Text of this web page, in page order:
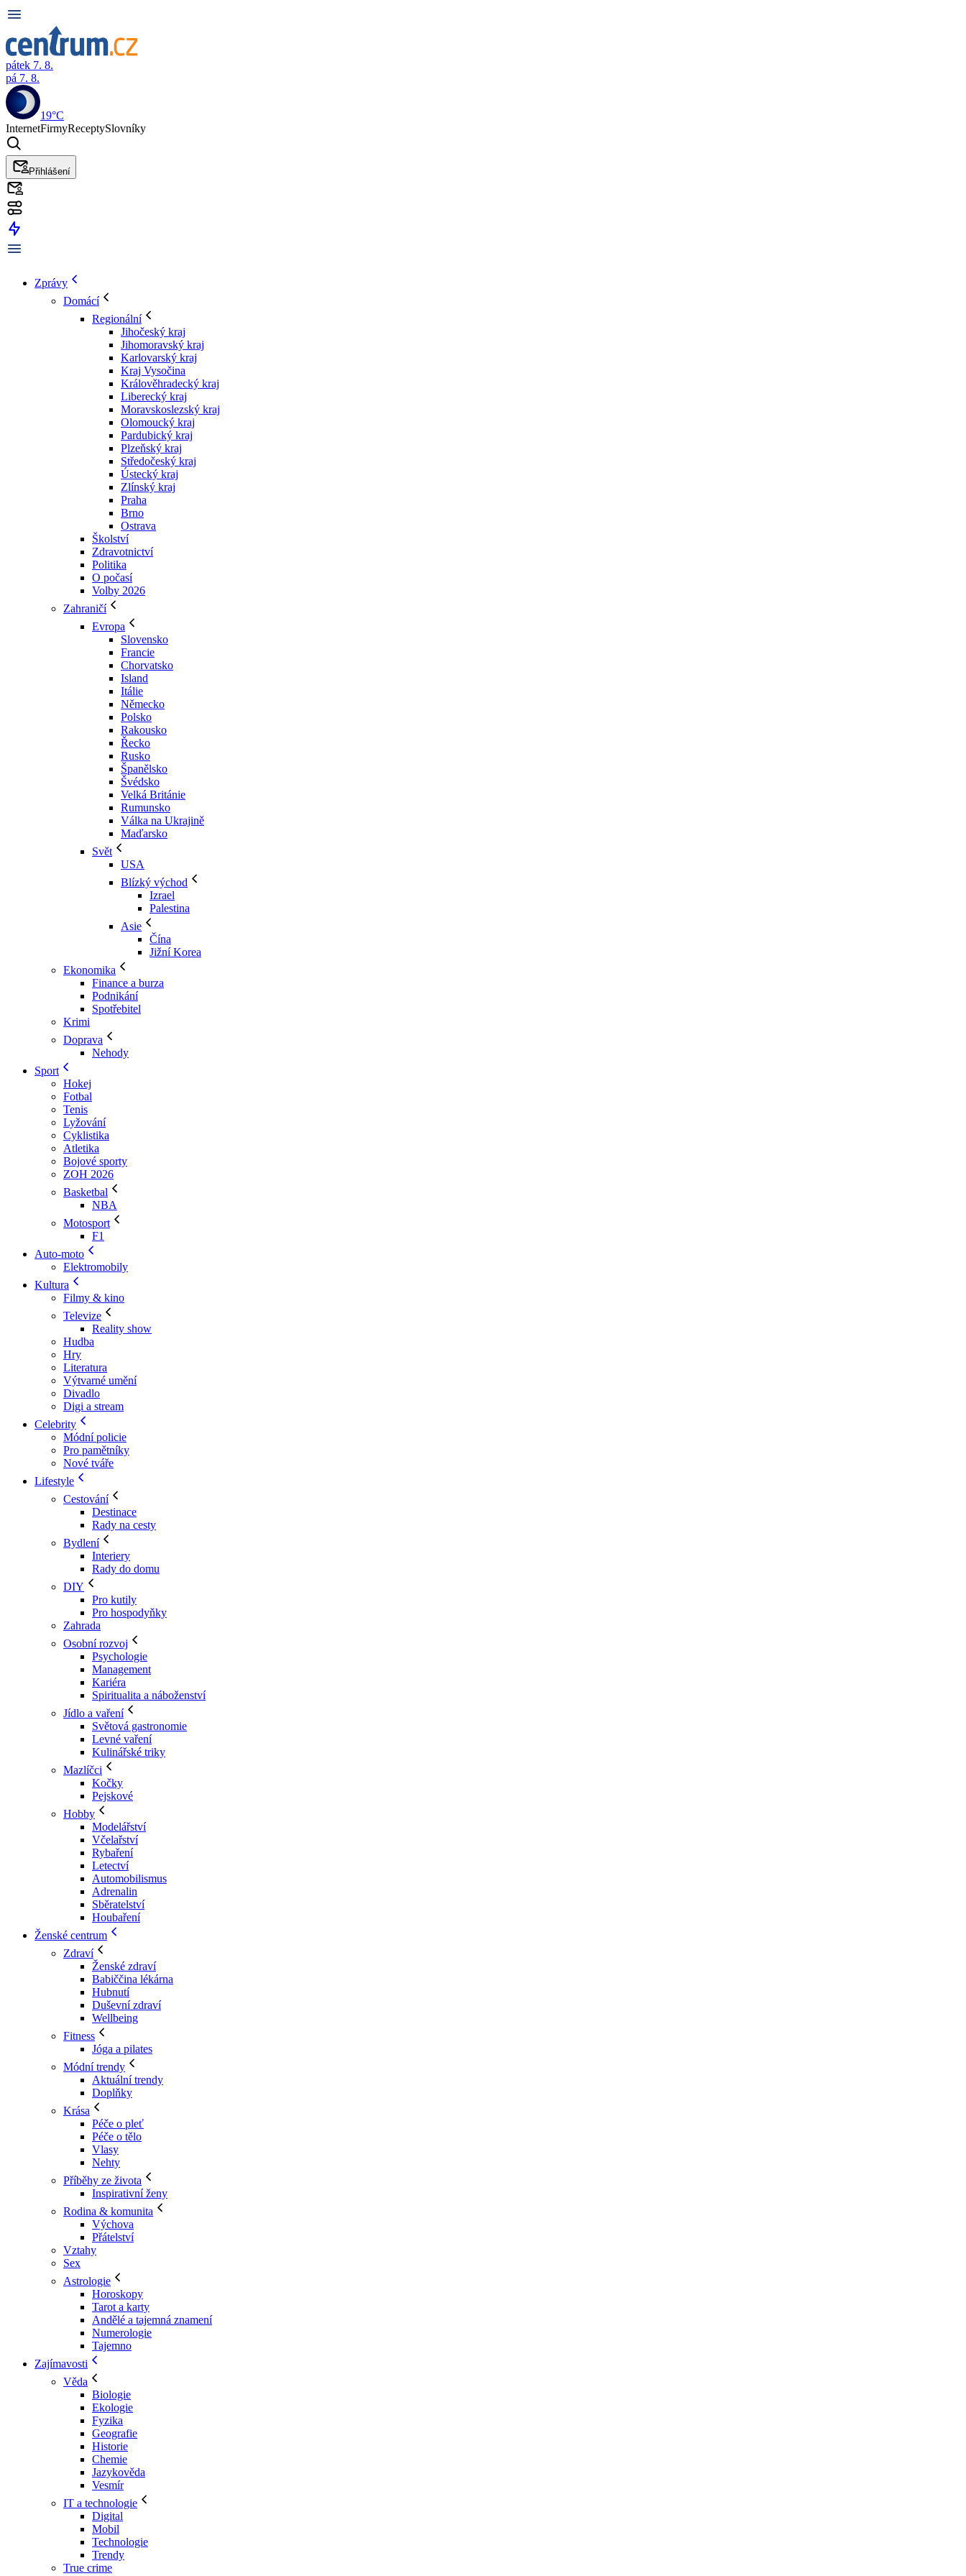
pátek 7. 8.
pá 7. 8.
19°C
InternetFirmyReceptySlovníky
Přihlášení
Zprávy
Domácí
Regionální
Jihočeský kraj
Jihomoravský kraj
Karlovarský kraj
Kraj Vysočina
Králověhradecký kraj
Liberecký kraj
Moravskoslezský kraj
Olomoucký kraj
Pardubický kraj
Plzeňský kraj
Středočeský kraj
Ústecký kraj
Zlínský kraj
Praha
Brno
Ostrava
Školství
Zdravotnictví
Politika
O počasí
Volby 2026
Zahraničí
Evropa
Slovensko
Francie
Chorvatsko
Island
Itálie
Německo
Polsko
Rakousko
Řecko
Rusko
Španělsko
Švédsko
Velká Británie
Rumunsko
Válka na Ukrajině
Maďarsko
Svět
USA
Blízký východ
Izrael
Palestina
Asie
Čína
Jižní Korea
Ekonomika
Finance a burza
Podnikání
Spotřebitel
Krimi
Doprava
Nehody
Sport
Hokej
Fotbal
Tenis
Lyžování
Cyklistika
Atletika
Bojové sporty
ZOH 2026
Basketbal
NBA
Motosport
F1
Auto-moto
Elektromobily
Kultura
Filmy & kino
Televize
Reality show
Hudba
Hry
Literatura
Výtvarné umění
Divadlo
Digi a stream
Celebrity
Módní policie
Pro pamětníky
Nové tváře
Lifestyle
Cestování
Destinace
Rady na cesty
Bydlení
Interiery
Rady do domu
DIY
Pro kutily
Pro hospodyňky
Zahrada
Osobní rozvoj
Psychologie
Management
Kariéra
Spiritualita a náboženství
Jídlo a vaření
Světová gastronomie
Levné vaření
Kulinářské triky
Mazlíčci
Kočky
Pejskové
Hobby
Modelářství
Včelařství
Rybaření
Letectví
Automobilismus
Adrenalin
Sběratelství
Houbaření
Ženské centrum
Zdraví
Ženské zdraví
Babiččina lékárna
Hubnutí
Duševní zdraví
Wellbeing
Fitness
Jóga a pilates
Módní trendy
Aktuální trendy
Doplňky
Krása
Péče o pleť
Péče o tělo
Vlasy
Nehty
Příběhy ze života
Inspirativní ženy
Rodina & komunita
Výchova
Přátelství
Vztahy
Sex
Astrologie
Horoskopy
Tarot a karty
Andělé a tajemná znamení
Numerologie
Tajemno
Zajímavosti
Věda
Biologie
Ekologie
Fyzika
Geografie
Historie
Chemie
Jazykověda
Vesmír
IT a technologie
Digital
Mobil
Technologie
Trendy
True crime